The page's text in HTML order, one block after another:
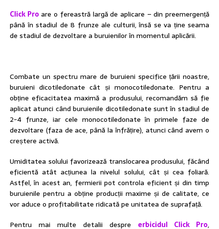
Click Pro are o fereastră largă de aplicare – din preemergență
până în stadiul de 8 frunze ale culturii, însă se va ține seama
de stadiul de dezvoltare a buruienilor în momentul aplicării.
Combate un spectru mare de buruieni specifice țării noastre,
buruieni dicotiledonate cât și monocotiledonate. Pentru a
obține eficacitatea maximă a produsului, recomandăm să fie
aplicat atunci când buruienile dicotiledonate sunt în stadiul de
2-4 frunze, iar cele monocotiledonate în primele faze de
dezvoltare (faza de ace, până la înfrățire), atunci când avem o
creștere activă.
Umiditatea solului favorizează translocarea produsului, făcând
eficientă atât acțiunea la nivelul solului, cât și cea foliară.
Astfel, în acest an, fermierii pot controla eficient și din timp
buruienile pentru a obține producții maxime și de calitate, ce
vor aduce o profitabilitate ridicată pe unitatea de suprafață.
Pentru mai multe detalii despre erbicidul Click Pro,